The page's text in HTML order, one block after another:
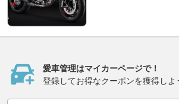
愛車管理はマイカーページで！
登録してお得なクーポンを獲得しよ